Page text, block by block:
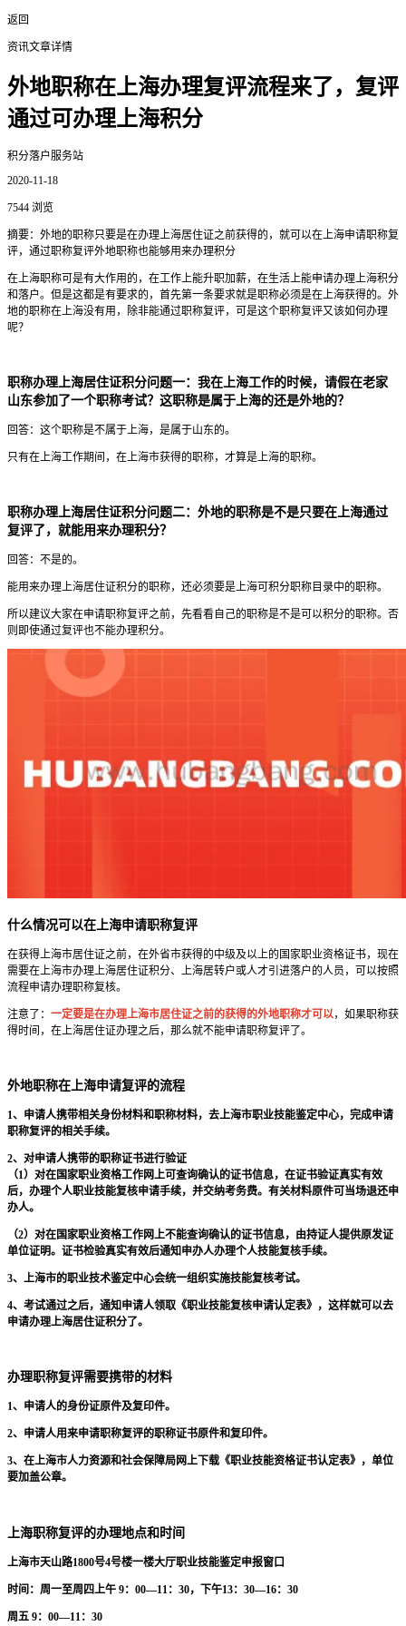
返回
资讯文章详情
外地职称在上海办理复评流程来了，复评
通过可办理上海积分
积分落户服务站
2020-11-18
7544 浏览
摘要：外地的职称只要是在办理上海居住证之前获得的，就可以在上海申请职称复
评，通过职称复评外地职称也能够用来办理积分
在上海职称可是有大作用的，在工作上能升职加薪，在生活上能申请办理上海积分
和落户。但是这都是有要求的，首先第一条要求就是职称必须是在上海获得的。外
地的职称在上海没有用，除非能通过职称复评，可是这个职称复评又该如何办理
呢？
职称办理上海居住证积分问题一：我在上海工作的时候，请假在老家
山东参加了一个职称考试？这职称是属于上海的还是外地的？
回答：这个职称是不属于上海，是属于山东的。
只有在上海工作期间，在上海市获得的职称，才算是上海的职称。
职称办理上海居住证积分问题二：外地的职称是不是只要在上海通过
复评了，就能用来办理积分？
回答：不是的。
能用来办理上海居住证积分的职称，还必须要是上海可积分职称目录中的职称。
所以建议大家在申请职称复评之前，先看看自己的职称是不是可以积分的职称。否
则即使通过复评也不能办理积分。
什么情况可以在上海申请职称复评
在获得上海市居住证之前，在外省市获得的中级及以上的国家职业资格证书，现在
需要在上海市办理上海居住证积分、上海居转户或人才引进落户的人员，可以按照
流程申请办理职称复核。
注意了： 一定要是在办理上海市居住证之前的获得的外地职称才可以，如果职称获
得时间，在上海居住证办理之后，那么就不能申请职称复评了。
外地职称在上海申请复评的流程
1、申请人携带相关身份材料和职称材料，去上海市职业技能鉴定中心，完成申请
职称复评的相关手续。
2、对申请人携带的职称证书进行验证
（1）对在国家职业资格工作网上可查询确认的证书信息，在证书验证真实有效
后，办理个人职业技能复核申请手续，并交纳考务费。有关材料原件可当场退还申
办人。
（2）对在国家职业资格工作网上不能查询确认的证书信息，由持证人提供原发证
单位证明。证书检验真实有效后通知申办人办理个人技能复核手续。
3、上海市的职业技术鉴定中心会统一组织实施技能复核考试。
4、考试通过之后，通知申请人领取《职业技能复核申请认定表》，这样就可以去
申请办理上海居住证积分了。
办理职称复评需要携带的材料
1、申请人的身份证原件及复印件。
2、申请人用来申请职称复评的职称证书原件和复印件。
3、在上海市人力资源和社会保障局网上下载《职业技能资格证书认定表》，单位
要加盖公章。
上海职称复评的办理地点和时间
上海市天山路1800号4号楼一楼大厅职业技能鉴定申报窗口
时间：周一至周四上午 9：00—11：30，下午13：30—16：30
周五 9：00—11：30